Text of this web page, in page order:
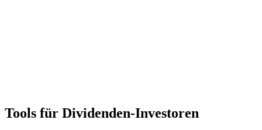
Tools für Dividenden-Investoren